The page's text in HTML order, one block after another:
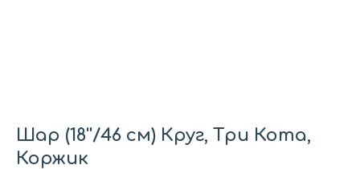
Шар (18''/46 см) Круг, Три Кота,
Коржик